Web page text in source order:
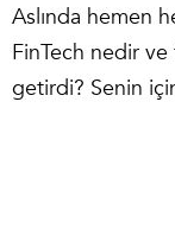
Aslında hemen
FinTech nedir
getirdi? Senin